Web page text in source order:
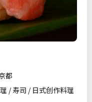
都
/ 寿司 / 日式创作料理